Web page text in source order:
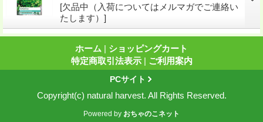
[欠品中（入荷についてはメルマガでご連絡い
たします）]
ホーム | ショッピングカート
特定商取引法表示 | ご利用案内
PCサイト
Copyright(c) natural harvest. All Rights Reserved.
Powered by おちゃのこネット